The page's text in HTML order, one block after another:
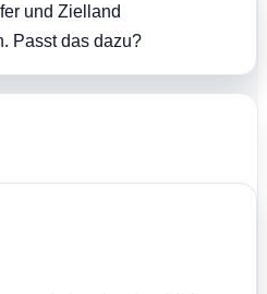
und Zielland
Passt das dazu?